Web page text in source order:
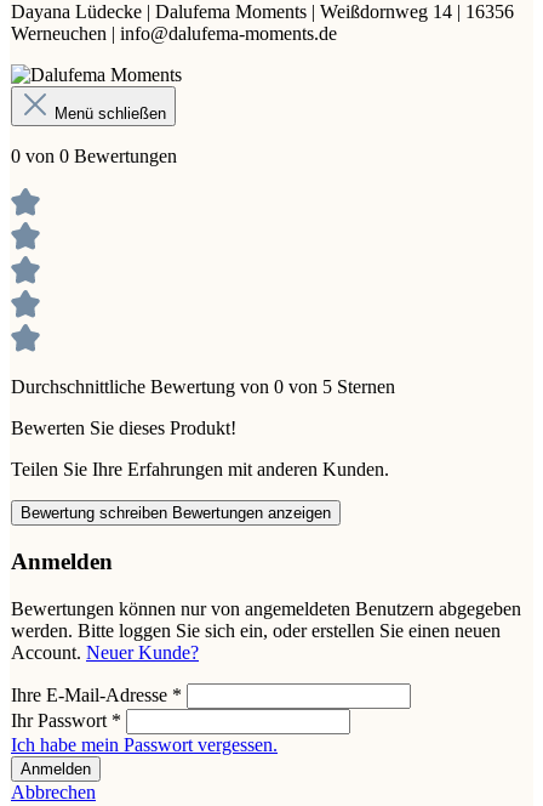
Dayana Lüdecke | Dalufema Moments | Weißdornweg 14 | 16356
Werneuchen | info@dalufema-moments.de
Menü schließen
0 von 0 Bewertungen
Durchschnittliche Bewertung von 0 von 5 Sternen
Bewerten Sie dieses Produkt!
Teilen Sie Ihre Erfahrungen mit anderen Kunden.
Bewertung schreiben Bewertungen anzeigen
Anmelden
Bewertungen können nur von angemeldeten Benutzern abgegeben
werden. Bitte loggen Sie sich ein, oder erstellen Sie einen neuen
Account. Neuer Kunde?
Ihre E-Mail-Adresse *
Ihr Passwort *
Ich habe mein Passwort vergessen.
Anmelden
Abbrechen